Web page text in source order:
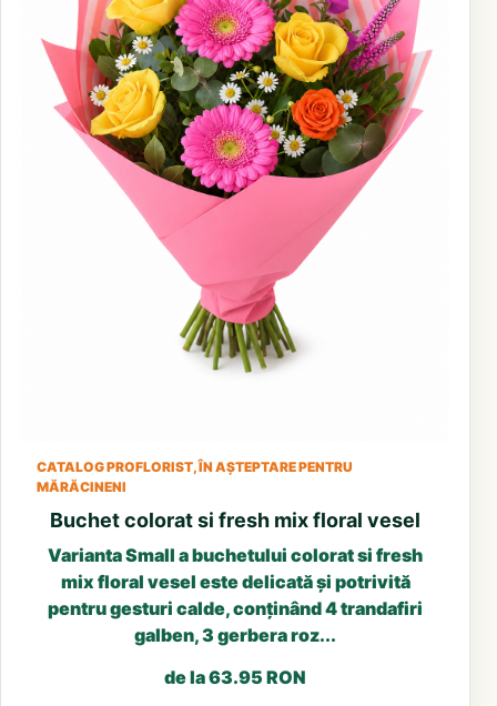
CATALOG PROFLORIST, ÎN AȘTEPTARE PENTRU
MĂRĂCINENI
Buchet colorat si fresh mix floral vesel
Varianta Small a buchetului colorat si fresh
mix floral vesel este delicată și potrivită
pentru gesturi calde, conținând 4 trandafiri
galben, 3 gerbera roz...
de la 63.95 RON